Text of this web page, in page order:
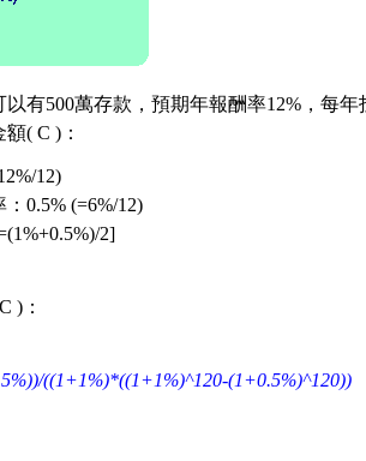
有500萬存款，預期年報酬率12%，每
( C )：
12)
0.5% (=6%/12)
2]
)：
((1+1%)*((1+1%)^120-(1+0.5%)^120))